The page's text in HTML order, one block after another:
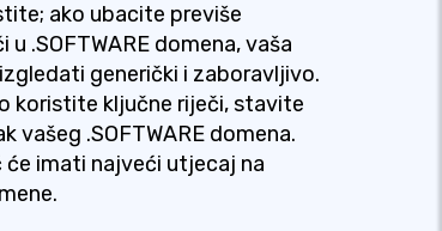
ako ubacite previše
u .SOFTWARE domena, vaša
generički i zaboravljivo.
koristite ključne riječi, stavite
vašeg .SOFTWARE domena.
će imati najveći utjecaj na